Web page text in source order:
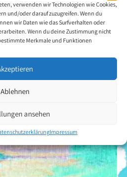
verwenden wir Technologien wie Cookies,
und/oder darauf zuzugreifen. Wenn du
wir Daten wie das Surfverhalten oder
Wenn du deine Zustimmung nicht
Merkmale und Funktionen
Ablehnen
ansehen
Impressum
kleinen südafrikanischen Dorf
er in diesem Gebiet sah und erlebte,
zu gründen. Heute
eine Unterkunft.